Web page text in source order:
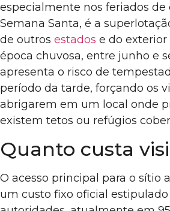
especialmente nos feriados de
Semana Santa, é a
de outros estados e do
época chuvosa, entre junho e
apresenta o risco de
período da tarde, forçando os
abrigarem em um local onde
existem tetos ou refúgios
Quanto custa
O acesso principal para o sítio
um custo fixo oficial estipulado